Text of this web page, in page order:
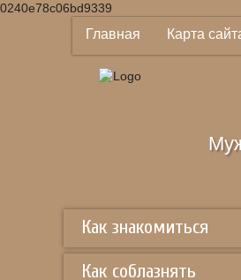
0240e78c06bd9339
Главная Карта
Как знакомиться
Как соблазнять